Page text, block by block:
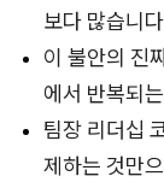
보다 많습니
이 불안의 진
에서 반복되
팀장 리더십
제하는 것만